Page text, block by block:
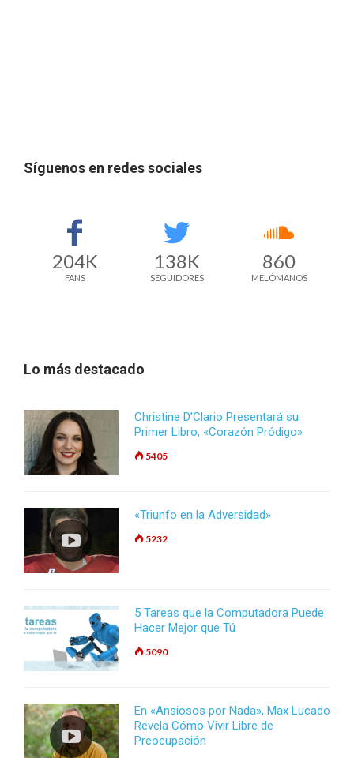
Síguenos en redes sociales
204K
FANS
138K
SEGUIDORES
860
MELÓMANOS
Lo más destacado
Christine D’Clario Presentará su
Primer Libro, «Corazón Pródigo»
5405
«Triunfo en la Adversidad»
5232
5 Tareas que la Computadora Puede
Hacer Mejor que Tú
5090
En «Ansiosos por Nada», Max Lucado
Revela Cómo Vivir Libre de
Preocupación